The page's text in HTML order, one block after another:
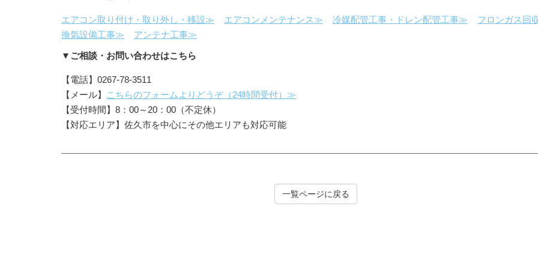
エアコン取り付け・取り外し・移設≫ エアコンメンテナンス≫ 冷媒配管工事・ドレン配管工事≫
フロンガス回
換気設備工事≫
アンテナ工事≫
▼ご相談・お問い合わせはこちら
【電話】0267-78-3511
【メール】
こちらのフォームよりどうぞ（24時間受付）≫
【受付時間】8：00～20：00（不定休）
【対応エリア】佐久市を中心にその他エリアも対応可能
一覧ページに戻る